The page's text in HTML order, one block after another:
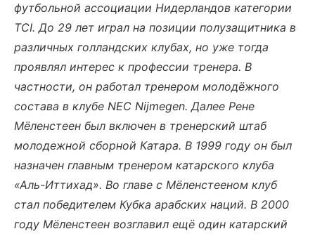
футбольной ассоциации Нидерландов категории
TCI. До 29 лет играл на позиции полузащитника в
различных голландских клубах, но уже тогда
проявлял интерес к профессии тренера. В
частности, он работал тренером молодёжного
состава в клубе NEC Nijmegen. Далее Рене
Мёленстеен был включен в тренерский штаб
молодежной сборной Катара. В 1999 году он был
назначен главным тренером катарского клуба
«Аль-Иттихад». Во главе с Мёленстееном клуб
стал победителем Кубка арабских наций. В 2000
году Мёленстеен возглавил ещё один катарский